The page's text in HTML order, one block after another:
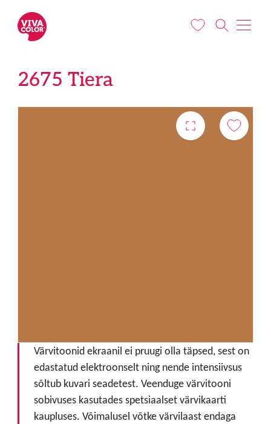
2675 Tiera
Värvitoonid ekraanil ei pruugi olla täpsed, sest on
edastatud elektroonselt ning nende intensiivsus
sõltub kuvari seadetest. Veenduge värvitooni
sobivuses kasutades spetsiaalset värvikaarti
kaupluses. Võimalusel võtke värvilaast endaga